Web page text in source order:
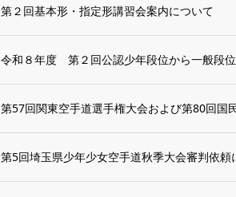
第２回基本形・指定形講習会案内について
令和８年度 第２回公認少年段位から一般段位
第57回関東空手道選手権大会および第80回国
第5回埼玉県少年少女空手道秋季大会審判依頼